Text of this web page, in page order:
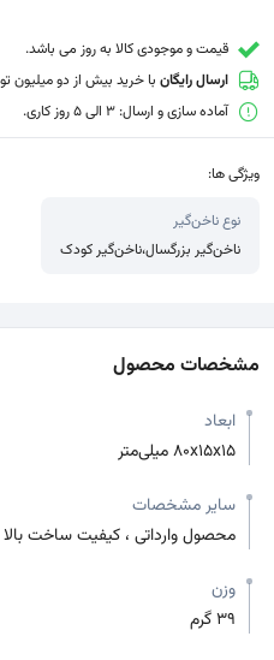
قیمت و موجودی کالا به روز می باشد.
ارسال رایگان با خرید بیش از دو میلیون
آماده سازی و ارسال: 3 الی 5 روز کاری.
ویژگی ها:
نوع ناخن‌گیر
ناخن‌گیر بزرگسال،ناخن‌گیر کودک
مشخصات محصول
ابعاد
80x15x15 میلی‌متر
سایر مشخصات
محصول وارداتی ، کیفیت ساخت
وزن
39 گرم